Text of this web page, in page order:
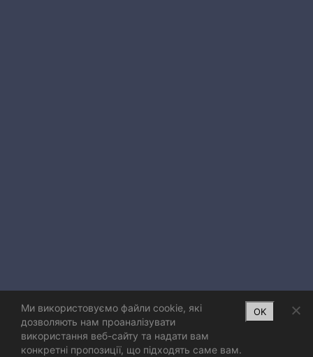
Ми використовуємо файли cookie, які
дозволяють нам проаналізувати
використання веб-сайту та надати вам
конкретні пропозиції, що підходять саме вам.
OK